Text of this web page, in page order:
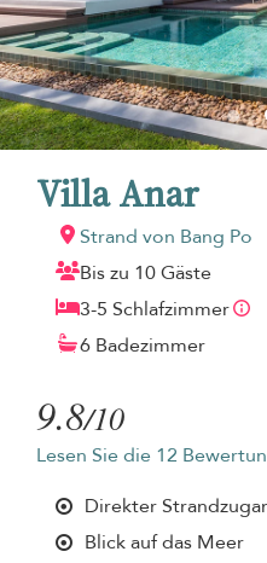
Villa Anar
Strand von Bang Po
Bis zu 10 Gäste
3-5 Schlafzimmer
6 Badezimmer
9.8/10
Lesen Sie die 12
Direkter
Blick auf das Meer